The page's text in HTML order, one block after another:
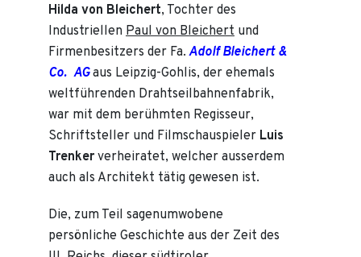
Hilda von Bleichert, Tochter des
Industriellen Paul von Bleichert und
Firmenbesitzers der Fa. Adolf Bleichert &
Co. AG aus Leipzig-Gohlis, der ehemals
weltführenden Drahtseilbahnenfabrik,
war mit dem berühmten Regisseur,
Schriftsteller und Filmschauspieler Luis
Trenker verheiratet, welcher ausserdem
auch als Architekt tätig gewesen ist.
Die, zum Teil sagenumwobene
persönliche Geschichte aus der Zeit des